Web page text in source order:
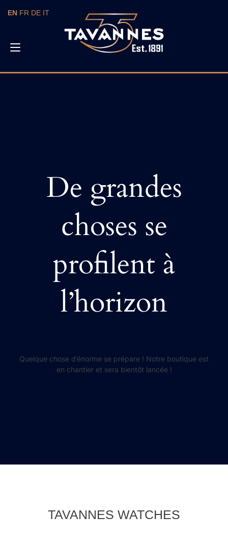
Toggle
De grandes
choses se
profilent à
l’horizon
Quelque chose d’énorme se prépare ! Notre boutique est
en chantier et sera bientôt lancée !
TAVANNES WATCHES
EN FR DE IT